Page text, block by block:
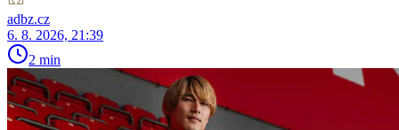
adbz.cz
6. 8. 2026, 21:39
2 min